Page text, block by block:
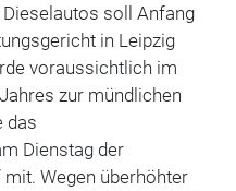
soll Anfang
in Leipzig
voraussichtlich im
zur mündlichen
das
Dienstag der
mit. Wegen überhöhter